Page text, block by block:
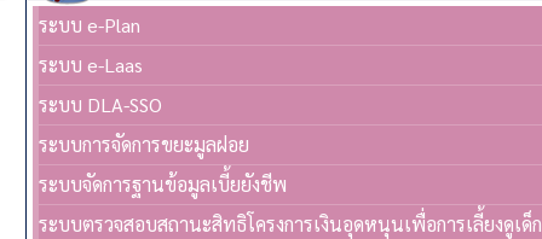
ระบบ e-Plan
ระบบ e-Laas
ระบบ DLA-SSO
ระบบการจัดการขยะมูลฝอย
ระบบจัดการฐานข้อมูลเบี้ยยังชีพ
ระบบตรวจสอบสถานะสิทธิโครงการเงินอุดหนุนเพื่อการเลี้ยงดูเด็